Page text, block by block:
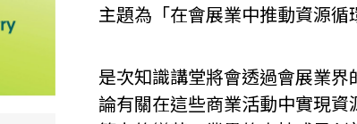
主題為「在會展業中推動資源循
是次知識講堂將會透過會展業
論有關在這些商業活動中實現